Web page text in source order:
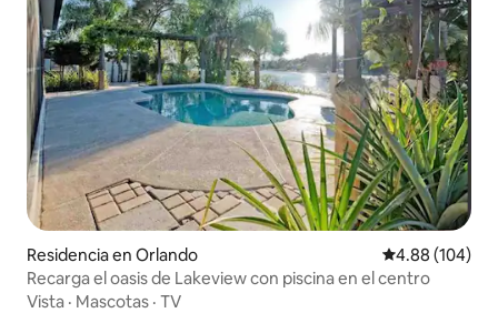
Residencia en Orlando Calificación
4.88 (104)
Recarga el oasis de Lakeview con piscina en el centro
Vista · Mascotas · TV